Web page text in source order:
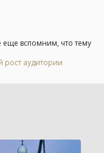
еще вспомним, что тему
рост аудитории